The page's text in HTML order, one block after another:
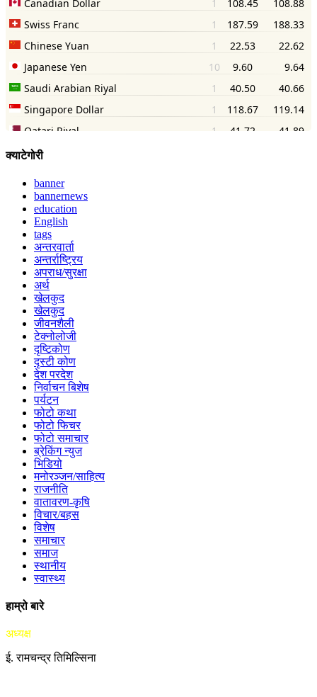
क्याटेगोरी
banner
bannernews
education
English
tags
अन्तरवार्ता
अन्तर्राष्ट्रिय
अपराध/सुरक्षा
अर्थ
खेलकुद
खेलकुद
जीवनशैली
टेक्नोलोजी
दृष्टिकोण
दृस्टी कोण
देश परदेश
निर्वाचन बिशेष
पर्यटन
फोटो कथा
फोटो फिचर
फोटो समाचार
ब्रेकिंग न्युज
भिडियो
मनोरञ्जन/साहित्य
राजनीति
वातावरण-कृषि
विचार/बहस
विशेष
समाचार
समाज
स्थानीय
स्वास्थ्य
हाम्रो बारे
अध्यक्ष
ई. रामचन्द्र तिमिल्सिना